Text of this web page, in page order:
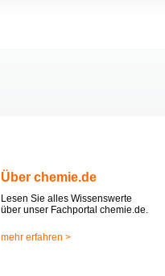
Über chemie.de
Lesen Sie alles Wissenswerte
über unser Fachportal chemie.de.
mehr erfahren >